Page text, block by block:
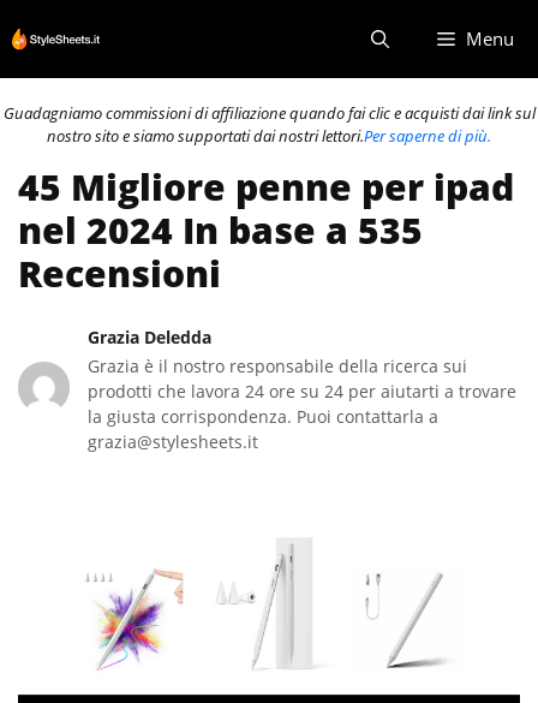
al
contenuto
Menu
Guadagniamo commissioni di affiliazione quando fai clic e acquisti dai link sul
nostro sito e siamo supportati dai nostri lettori.Per saperne di più.
45 Migliore penne per ipad
nel 2024 In base a 535
Recensioni
Grazia Deledda
Grazia è il nostro responsabile della ricerca sui
prodotti che lavora 24 ore su 24 per aiutarti a trovare
la giusta corrispondenza. Puoi contattarla a
grazia@stylesheets.it